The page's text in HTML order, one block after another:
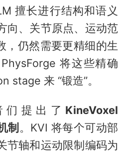
擅长进行结构和语义
向、关节原点、运动范
，仍然需要更精细的生
将这些精确
stage 来 “锻造”。
们提出了 KineVoxel
制 。KVI 将每个可动部
节轴和运动限制编码为